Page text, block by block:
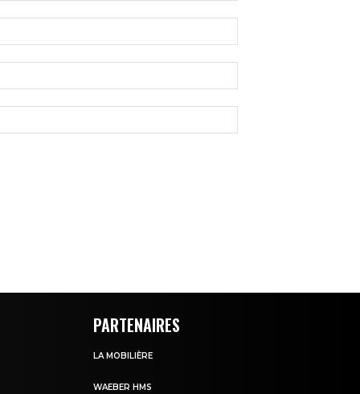
PARTENAIRES
LA MOBILIÈRE
WAEBER HMS